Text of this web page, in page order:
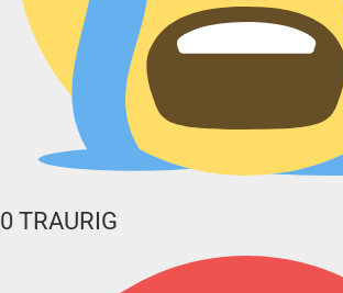
0 TRAURIG